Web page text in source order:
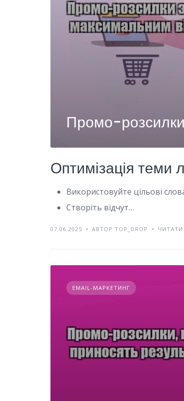
Промо-
Оптимізація теми
Використовуйте цільові
Створіть відчут…
07.06.2025 АВТОР TOP_DROP ЧИТАТИ
EMAIL-МАРКЕТИНГ